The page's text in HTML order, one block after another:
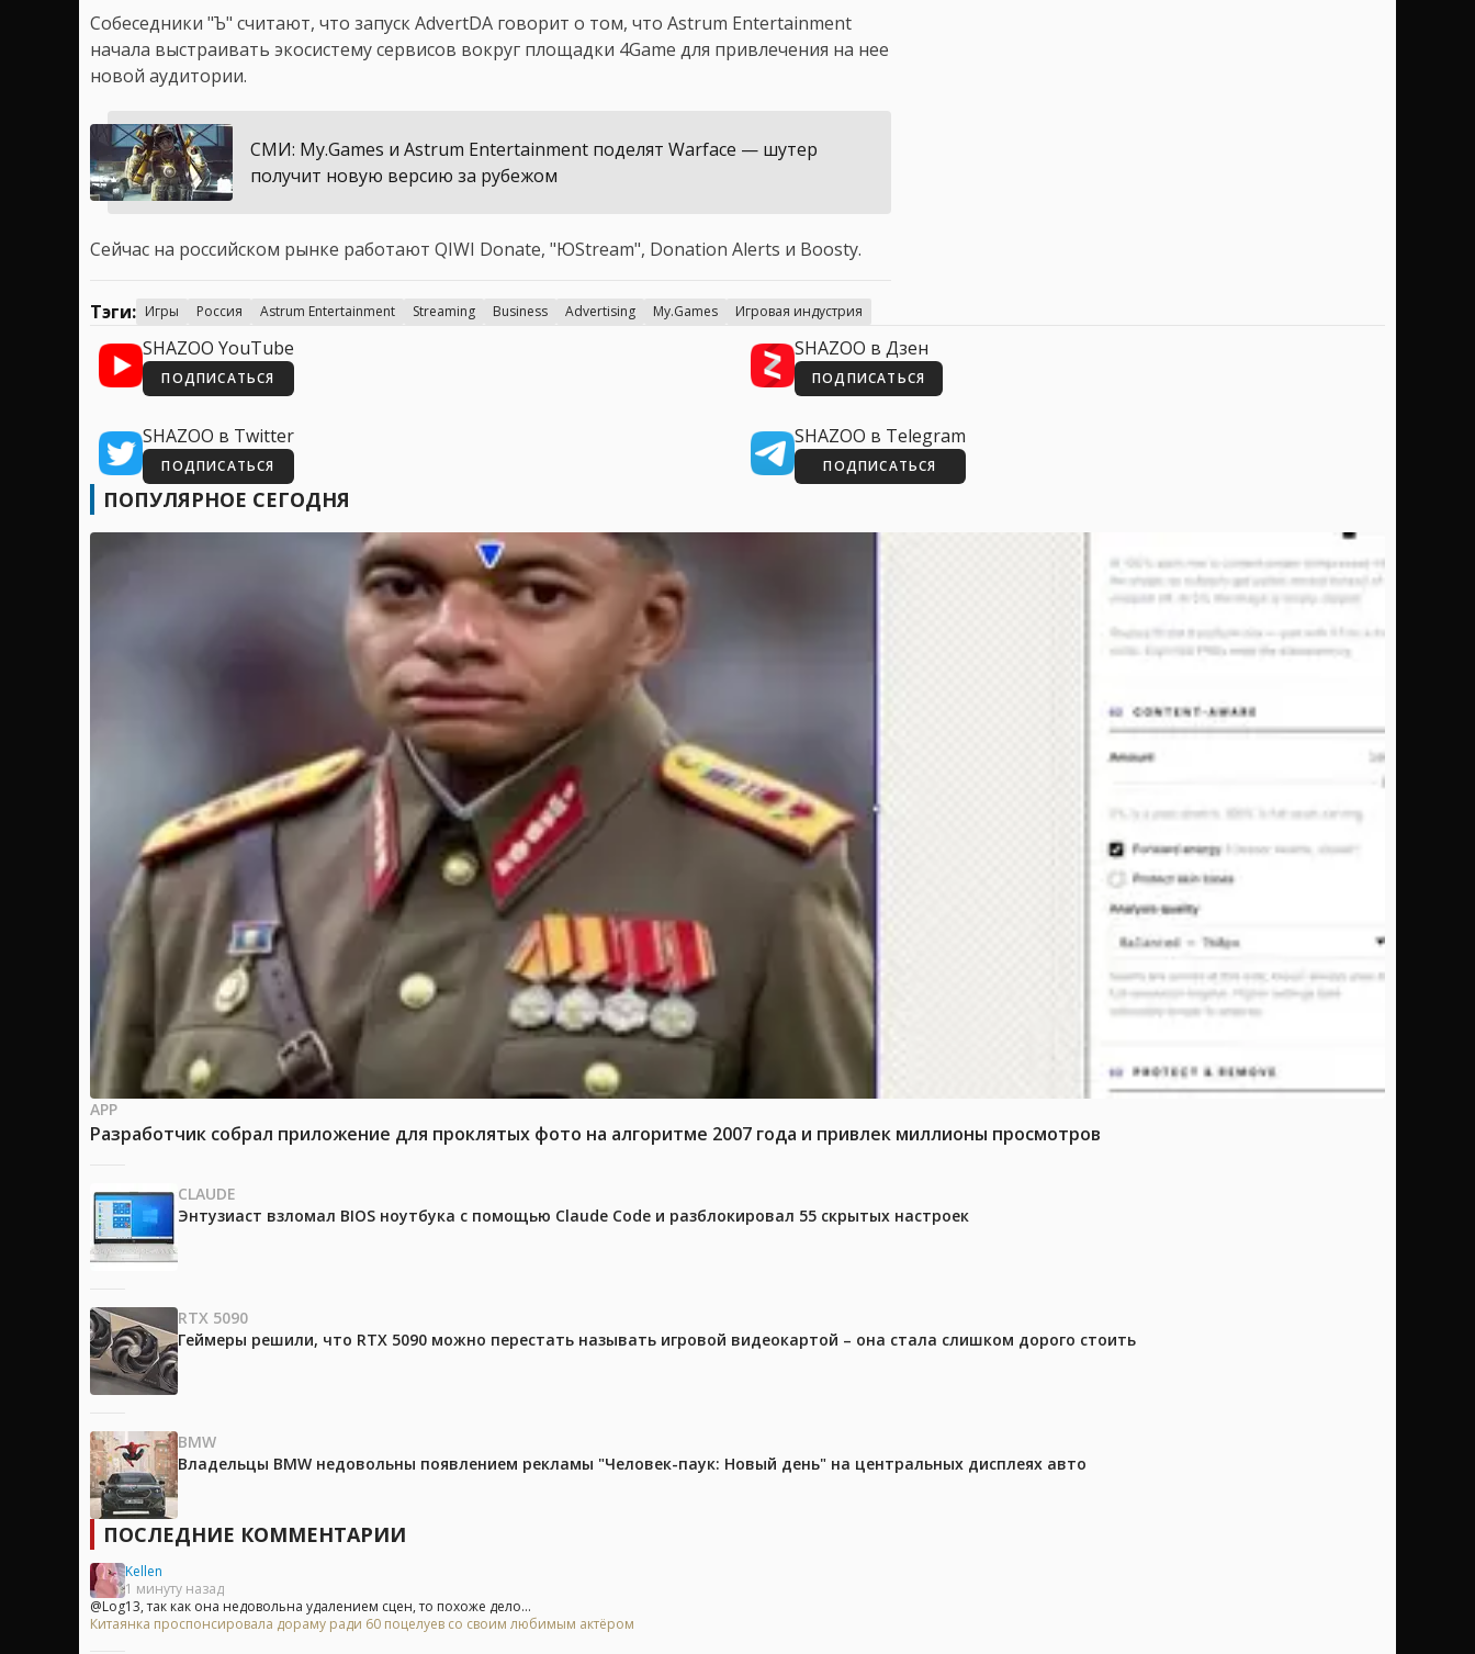
Собеседники "Ъ" считают, что запуск AdvertDA говорит о том, что Astrum Entertainment
начала выстраивать экосистему сервисов вокруг площадки 4Game для привлечения на нее
новой аудитории.
СМИ: My.Games и Astrum Entertainment поделят Warface — шутер
получит новую версию за рубежом
Сейчас на российском рынке работают QIWI Donate, "ЮStream", Donation Alerts и Boosty.
Тэги: Игры Россия Astrum Entertainment Streaming Business Advertising My.Games Игровая индустрия
SHAZOO YouTube
ПОДПИСАТЬСЯ
SHAZOO в Дзен
ПОДПИСАТЬСЯ
SHAZOO в Twitter
ПОДПИСАТЬСЯ
SHAZOO в Telegram
ПОДПИСАТЬСЯ
ПОПУЛЯРНОЕ СЕГОДНЯ
APP
Разработчик собрал приложение для проклятых фото на алгоритме 2007 года и привлек миллионы просмотров
CLAUDE
Энтузиаст взломал BIOS ноутбука с помощью Claude Code и разблокировал 55 скрытых настроек
RTX 5090
Геймеры решили, что RTX 5090 можно перестать называть игровой видеокартой – она стала слишком дорого стоить
BMW
Владельцы BMW недовольны появлением рекламы "Человек-паук: Новый день" на центральных дисплеях авто
ПОСЛЕДНИЕ КОММЕНТАРИИ
Kellen
1 минуту назад
@Log13, так как она недовольна удалением сцен, то похоже дело...
Китаянка проспонсировала дораму ради 60 поцелуев со своим любимым актёром